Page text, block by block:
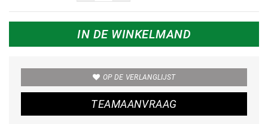
IN DE WINKELMAND
OP DE VERLANGLIJST
TEAMAANVRAAG